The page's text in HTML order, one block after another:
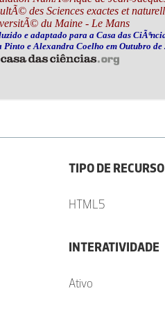
TIPO DE RECURSO
HTML5
INTERATIVIDADE
Ativo